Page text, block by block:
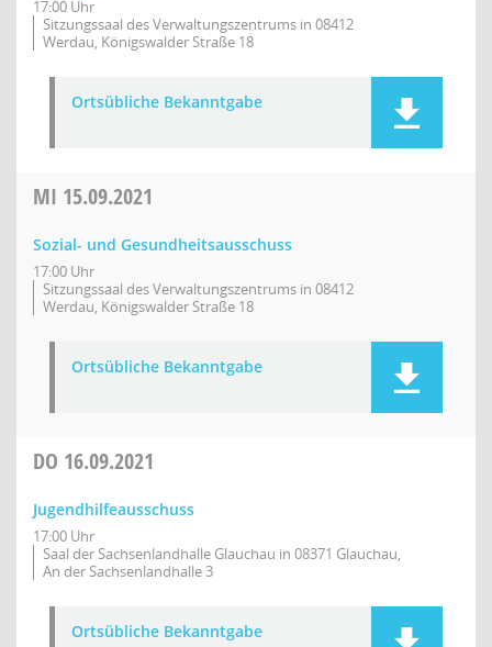
17:00 Uhr
Sitzungssaal des Verwaltungszentrums in 08412
Werdau, Königswalder Straße 18
Ortsübliche Bekanntgabe
MI 15.09.2021
Sozial- und Gesundheitsausschuss
17:00 Uhr
Sitzungssaal des Verwaltungszentrums in 08412
Werdau, Königswalder Straße 18
Ortsübliche Bekanntgabe
DO 16.09.2021
Jugendhilfeausschuss
17:00 Uhr
Saal der Sachsenlandhalle Glauchau in 08371 Glauchau,
An der Sachsenlandhalle 3
Ortsübliche Bekanntgabe